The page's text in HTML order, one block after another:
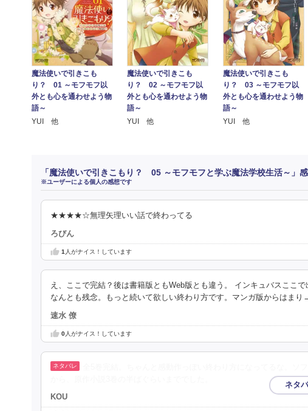
魔法使いで引きこも
り？ 01 ～モフモフ以
外とも心を通わせよう物
語～
YUI 他
魔法使いで引きこも
り？ 02 ～モフモフ以
外とも心を通わせよう物
語～
YUI 他
魔法使いで引きこも
り？ 03 ～モフモフ以
外とも心を通わせよう物
語～
YUI 他
「魔法使いで引きこもり？ 05 ～モフモフと学ぶ魔法学校生活～」
※ユーザーによる個人の感想です
★★★★☆無理矢理いい話で終わってる
ろびん
1 人がナイス！しています
え、ここで完結？後は書籍版ともWeb版とも違う。 インキュバスここ
なんとも残念。もっと続いて欲しい終わり方です。マンガ版からはまり
速水 僚
0人がナイス！しています
KOU